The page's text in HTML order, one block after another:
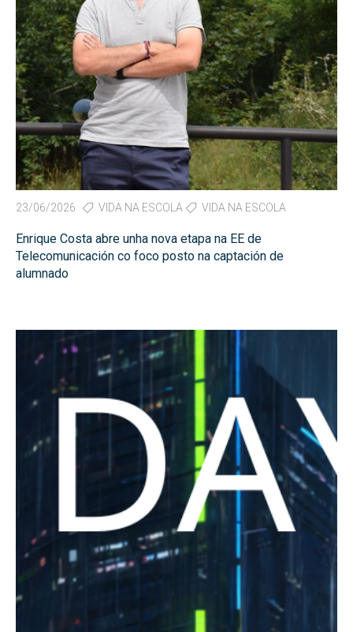
23/06/2026 VIDA NA ESCOLA VIDA NA ESCOLA
Enrique Costa abre unha nova etapa na EE de
Telecomunicación co foco posto na captación de
alumnado